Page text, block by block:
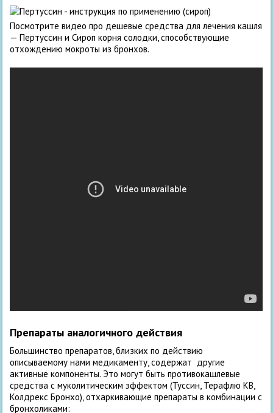
Посмотрите видео про дешевые средства для лечения кашля
— Пертуссин и Сироп корня солодки, способствующие
отхождению мокроты из бронхов.
Препараты аналогичного действия
Большинство препаратов, близких по действию
описываемому нами медикаменту, содержат другие
активные компоненты. Это могут быть противокашлевые
средства с муколитическим эффектом (Туссин, Терафлю КВ,
Колдрекс Бронхо), отхаркивающие препараты в комбинации с
бронхоликами: